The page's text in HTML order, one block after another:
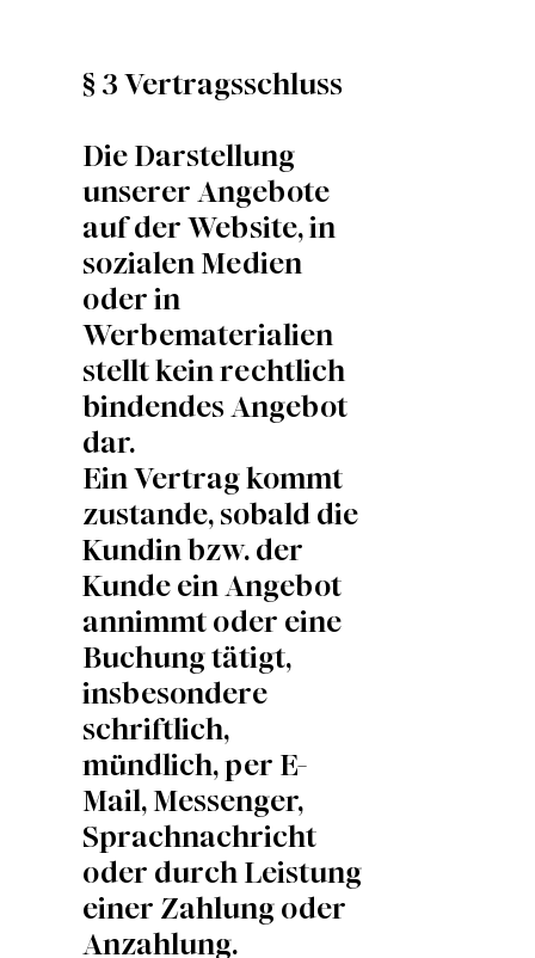
§ 3 Vertragsschluss
Die Darstellung
unserer Angebote
auf der Website, in
sozialen Medien
oder in
Werbematerialien
stellt kein rechtlich
bindendes Angebot
dar.
Ein Vertrag kommt
zustande, sobald die
Kundin bzw. der
Kunde ein Angebot
annimmt oder eine
Buchung tätigt,
insbesondere
schriftlich,
mündlich, per E-
Mail, Messenger,
Sprachnachricht
oder durch Leistung
einer Zahlung oder
Anzahlung.